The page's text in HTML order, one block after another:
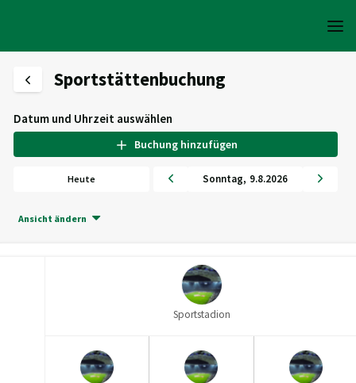
Sportstättenbuchung
Datum und Uhrzeit auswählen
Buchung hinzufügen
Heute Sonntag, 9.8.2026
Ansicht ändern
Sportstadion